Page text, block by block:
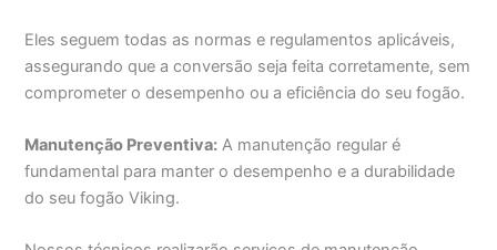
Eles seguem todas as normas e regulamentos aplicáveis,
assegurando que a conversão seja feita corretamente, sem
comprometer o desempenho ou a eficiência do seu fogão.
Manutenção Preventiva: A manutenção regular é
fundamental para manter o desempenho e a durabilidade
do seu fogão Viking.